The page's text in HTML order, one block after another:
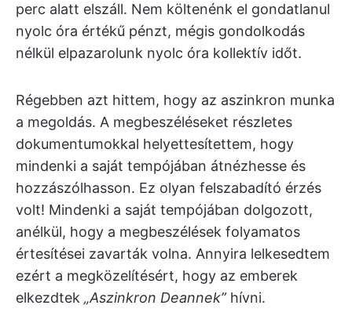
perc alatt elszáll. Nem költenénk el gondatlanul
nyolc óra értékű pénzt, mégis gondolkodás
nélkül elpazarolunk nyolc óra kollektív időt.
Régebben azt hittem, hogy az aszinkron munka
a megoldás. A megbeszéléseket részletes
dokumentumokkal helyettesítettem, hogy
mindenki a saját tempójában átnézhesse és
hozzászólhasson. Ez olyan felszabadító érzés
volt! Mindenki a saját tempójában dolgozott,
anélkül, hogy a megbeszélések folyamatos
értesítései zavarták volna. Annyira lelkesedtem
ezért a megközelítésért, hogy az emberek
elkezdtek „Aszinkron Deannek”hívni.